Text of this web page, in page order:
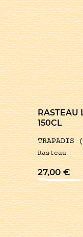
RASTEAU
150CL
TRAPADIS
Rasteau
27,00€